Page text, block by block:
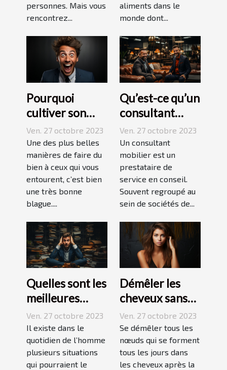
personnes. Mais vous
rencontrez...
aliments dans le
monde dont...
Pourquoi
cultiver son
esprit
humoristique ?
Ven. 27 octobre 2023
Une des plus belles
manières de faire du
bien à ceux qui vous
entourent, c’est bien
une très bonne
blague....
Qu’est-ce qu’un
consultant
mobilier ?
Ven. 27 octobre 2023
Un consultant
mobilier est un
prestataire de
service en conseil.
Souvent regroupé au
sein de sociétés de...
Quelles sont les
meilleures
techniques
pour vaincre le
stress ?
Ven. 27 octobre 2023
Il existe dans le
quotidien de l’homme
plusieurs situations
qui pourraient le
Démêler les
cheveux sans
difficulté et
sans douleur :
comment s’y
prendre ?
Ven. 27 octobre 2023
Se démêler tous les
nœuds qui se forment
tous les jours dans
les cheveux après la